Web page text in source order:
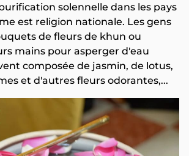
solennelle dans les pays
est religion nationale. Les gens
de fleurs de khun ou
mains pour asperger d'eau
composée de jasmin, de lotus,
et d'autres fleurs odorantes,...